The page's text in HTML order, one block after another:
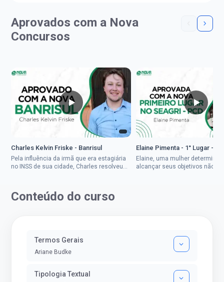
Aprovados com a Nova
Concursos
Charles Kelvin Friske - Banrisul
Pela influência da irmã que era estagiária
no INSS de sua cidade, Charles resolveu
Elaine Pimenta - 1° Lugar -
Elaine, uma mulher
alcançar seus objetivos não
Conteúdo do curso
Termos Gerais
Ariane Budke
Tipologia Textual